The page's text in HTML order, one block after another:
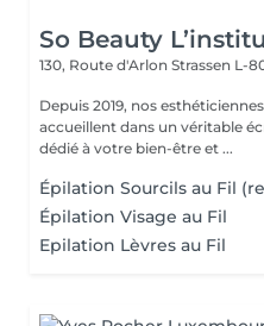
So Beauty
130, Route d'Arlon Strassen L-
Depuis 2019, nos
accueillent dans un véritable
dédié à votre bien-être et ...
Épilation Sourcils au Fil
Épilation Visage au Fil
Epilation Lèvres au Fil